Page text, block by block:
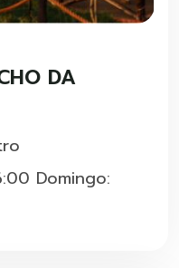
DA
Domingo: